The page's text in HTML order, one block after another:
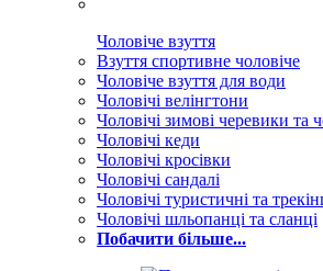
Чоловіче взуття
Взуття спортивне чоловіче
Чоловіче взуття для води
Чоловічі велінгтони
Чоловічі зимові черевики та
Чоловічі кеди
Чоловічі кросівки
Чоловічі сандалі
Чоловічі туристичні та
Чоловічі шльопанці та сланці
Побачити більше...